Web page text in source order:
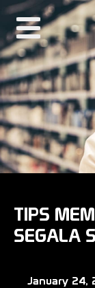
PRODUCTS
ABOUT
REAL MAN
TIPS
SEGALA
January 24,